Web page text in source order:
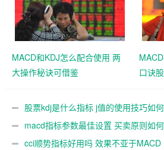
MACD和KDJ怎么配合使用 两
大操作秘诀可借鉴
口诀
股票kdj是什么指标 j值的使用技巧如何
macd指标参数最佳设置 买卖原则如何
cci顺势指标好用吗 效果不亚于MACD